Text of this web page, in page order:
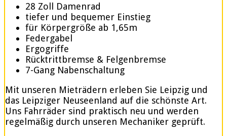
28 Zoll Damenrad
tiefer und bequemer Einstieg
für Körpergröße ab 1,65m
Federgabel
Ergogriffe
Rücktrittbremse & Felgenbremse
7-Gang Nabenschaltung
Mit unseren Mieträdern erleben Sie Leipzig und
das Leipziger Neuseenland auf die schönste Art.
Uns Fahrräder sind praktisch neu und werden
regelmäßig durch unseren Mechaniker geprüft.